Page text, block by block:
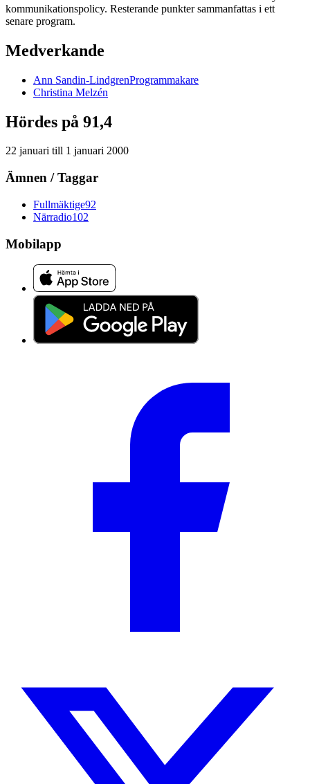
kommunikationspolicy. Resterande punkter sammanfattas i ett
senare program.
Medverkande
Ann Sandin-LindgrenProgrammakare
Christina Melzén
Hördes på 91,4
22 januari till 1 januari 2000
Ämnen / Taggar
Fullmäktige92
Närradio102
Mobilapp